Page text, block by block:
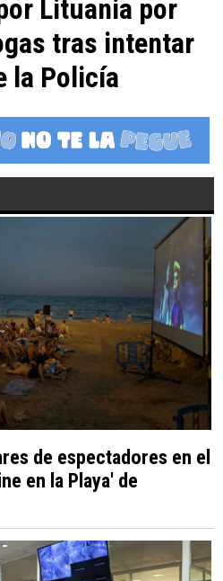
Lituania por
tras intentar
la Policía
de espectadores en el
en la Playa' de